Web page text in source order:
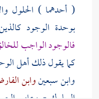
( أحدهما ) الحلول
بوحدة الوجود
فالوجود الواجب
كما يقول ذلك أهل
وابن سبعينوابن